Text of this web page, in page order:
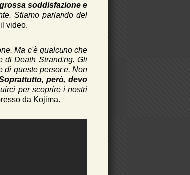
soddisfazione e
Stiamo parlando del
video.
Ma c'è qualcuno che
di Death Stranding. Gli
di queste persone. Non
però, devo
per scoprire i nostri
da Kojima.